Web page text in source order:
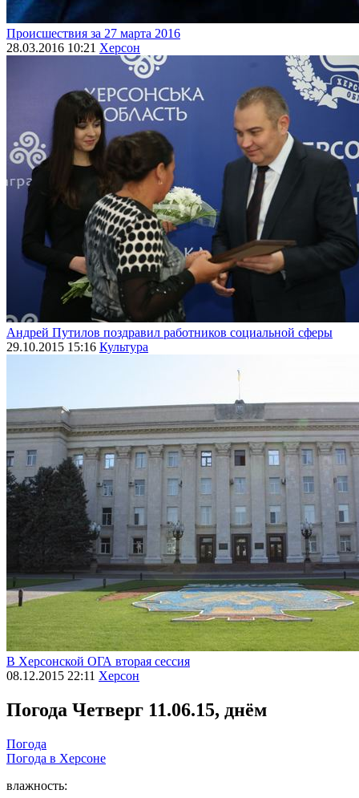
Происшествия за 27 марта 2016
28.03.2016 10:21 Херсон
Андрей Путилов поздравил работников социальной сферы
29.10.2015 15:16 Культура
В Херсонской ОГА вторая сессия
08.12.2015 22:11 Херсон
Погода Четверг 11.06.15, днём
Погода
Погода в Херсоне
влажность: